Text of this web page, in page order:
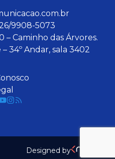
9908-5073
– Caminho das Árvores.
34º Andar, sala 3402
Designed by